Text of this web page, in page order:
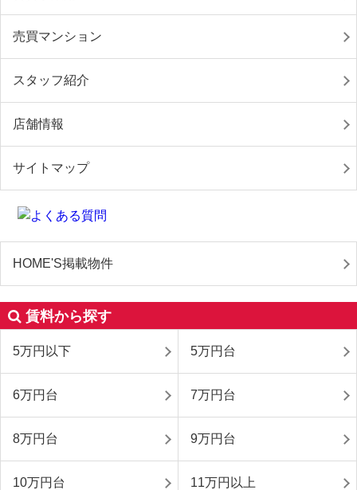
売買マンション
スタッフ紹介
店舗情報
サイトマップ
HOME'S掲載物件
賃料から探す
5万円以下 5万円台
6万円台 7万円台
8万円台 9万円台
10万円台 11万円以上